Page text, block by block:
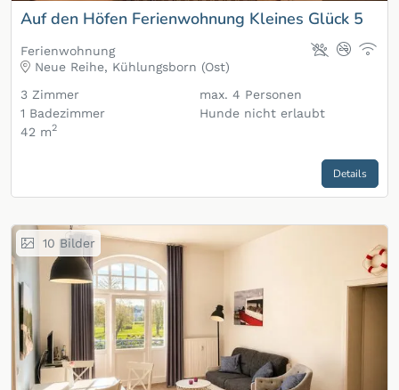
Auf den Höfen Ferienwohnung Kleines Glück 5
Ferienwohnung
Neue Reihe, Kühlungsborn (Ost)
3 Zimmer
1 Badezimmer
42 m2
max. 4 Personen
Hunde nicht erlaubt
Details
10 Bilder